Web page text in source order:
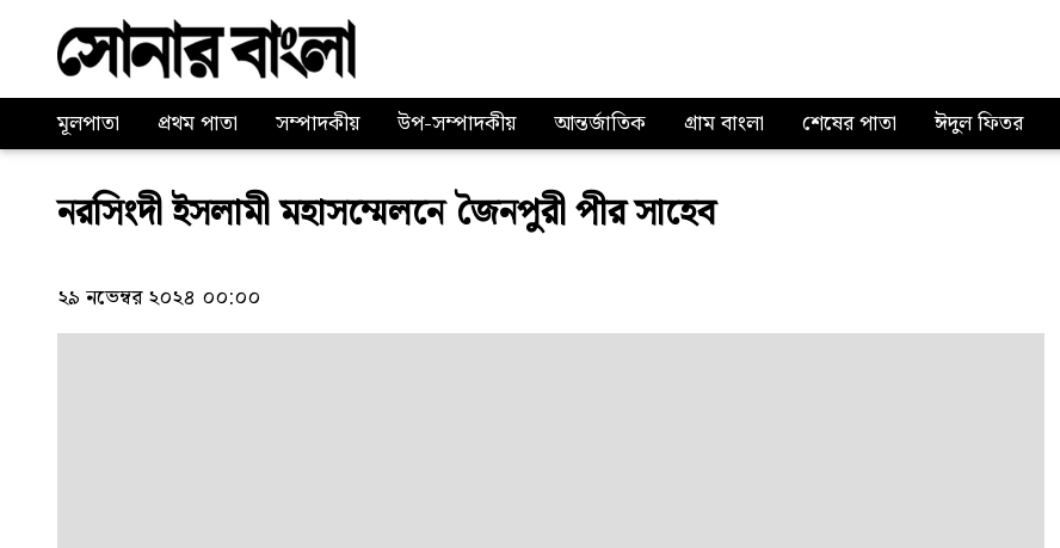
মূলপাতা প্রথম পাতা সম্পাদকীয় উপ-সম্পাদকীয় আন্তর্জাতিক গ্রাম বাংলা শেষের পাতা ঈদুল ফিতর
নরসিংদী ইসলামী মহাসম্মেলনে জৈনপুরী পীর সাহেব
২৯ নভেম্বর ২০২৪ ০০:০০